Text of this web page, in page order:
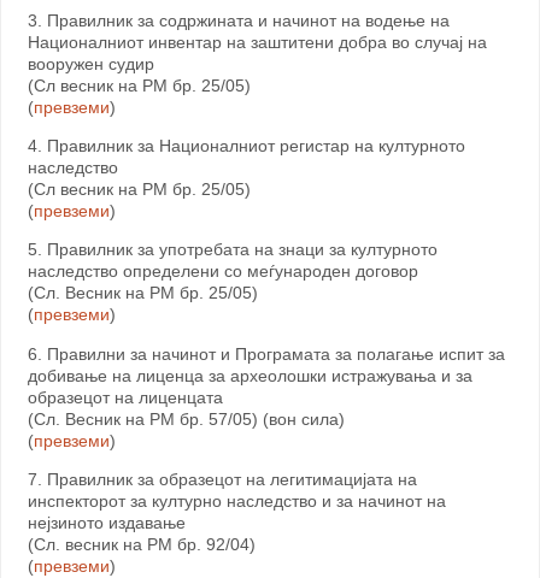
3. Правилник за содржината и начинот на водење на
Националниот инвентар на заштитени добра во случај на
вооружен судир
(Сл весник на РМ бр. 25/05)
(превземи)
4. Правилник за Националниот регистар на културното
наследство
(Сл весник на РМ бр. 25/05)
(превземи)
5. Правилник за употребата на знаци за културното
наследство определени со меѓународен договор
(Сл. Весник на РМ бр. 25/05)
(превземи)
6. Правилни за начинот и Програмата за полагање испит за
добивање на лиценца за археолошки истражувања и за
образецот на лиценцата
(Сл. Весник на РМ бр. 57/05) (вон сила)
(превземи)
7. Правилник за образецот на легитимацијата на
инспекторот за културно наследство и за начинот на
нејзиното издавање
(Сл. весник на РМ бр. 92/04)
(превземи)